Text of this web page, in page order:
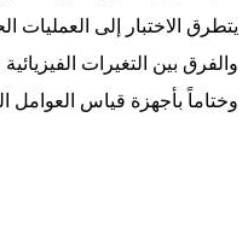
يتطرق الاختبار إلى العمليات
والفرق بين التغيرات
وختاماً بأجهزة قياس العوامل